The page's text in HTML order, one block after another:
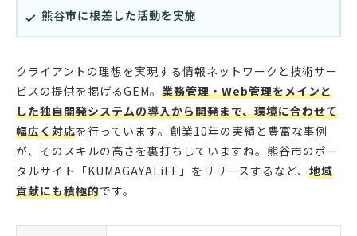
熊谷市に根差した活動を実施
クライアントの理想を実現する情報ネットワークと技術サー
ビスの提供を掲げるGEM。 業務管理・Web管理をメインと
した独自開発システムの導入から開発まで、環境に合わせて
幅広く対応を行っています。創業10年の実績と豊富な事例
が、そのスキルの高さを裏打ちしていますね。熊谷市のポー
タルサイト「KUMAGAYALiFE」をリリースするなど、 地域
貢献にも積極的です。